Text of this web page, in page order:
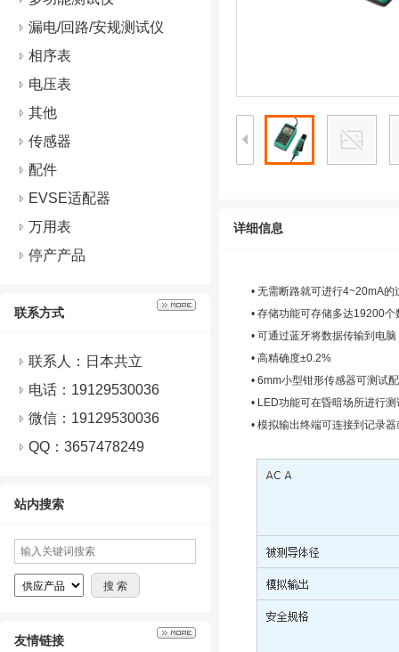
漏电/回路/安规测试仪
相序表
电压表
其他
传感器
配件
EVSE适配器
万用表
停产产品
联系方式
联系人：日本共立
电话：19129530036
微信： 19129530036
QQ： 3657478249
站内搜索
友情链接
详细信息
• 无需断路就可进行4~20mA的
• 存储功能可存储多达19200
• 可通过蓝牙将数据传输到电脑
• 高精确度±0.2%
• 6mm小型钳形传感器可测试
• LED功能可在昏暗场所进行测
• 模拟输出终端可连接到记录